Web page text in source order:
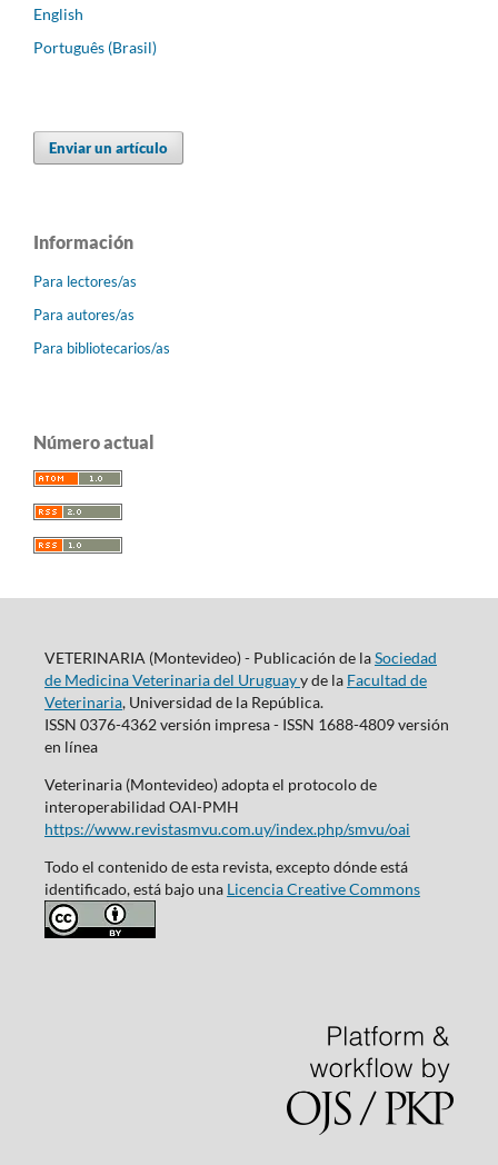
English
Português (Brasil)
Enviar un artículo
Información
Para lectores/as
Para autores/as
Para bibliotecarios/as
Número actual
VETERINARIA (Montevideo) - Publicación de laSociedad
de Medicina Veterinaria del Uruguayy de la Facultad de
Veterinaria, Universidad de la República.
ISSN 0376-4362 versión impresa - ISSN 1688-4809 versión
en línea
Veterinaria (Montevideo) adopta el protocolo de
interoperabilidad OAI-PMH
https://www.revistasmvu.com.uy/index.php/smvu/oai
Todo el contenido de esta revista, excepto dónde está
identificado, está bajo una Licencia Creative Commons